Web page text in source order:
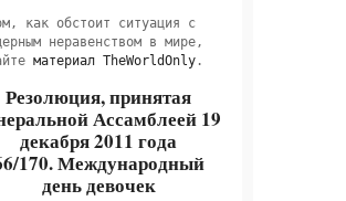
как обстоит ситуация с
неравенством в мире,
материал TheWorldOnly .
Резолюция, принятая
Ассамблеей 19
декабря 2011 года
170. Международный
день девочек